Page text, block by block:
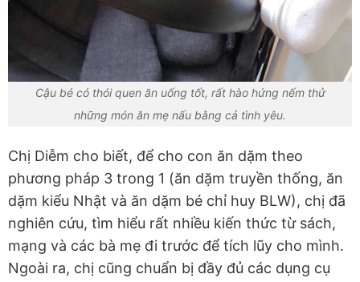
Cậu bé có thói quen ăn uống tốt, rất hào hứng nếm thử
những món ăn mẹ nấu bằng cả tình yêu.
Chị Diễm cho biết, để cho con ăn dặm theo
phương pháp 3 trong 1 (ăn dặm truyền thống, ăn
dặm kiểu Nhật và ăn dặm bé chỉ huy BLW), chị đã
nghiên cứu, tìm hiểu rất nhiều kiến thức từ sách,
mạng và các bà mẹ đi trước để tích lũy cho mình.
Ngoài ra, chị cũng chuẩn bị đầy đủ các dụng cụ